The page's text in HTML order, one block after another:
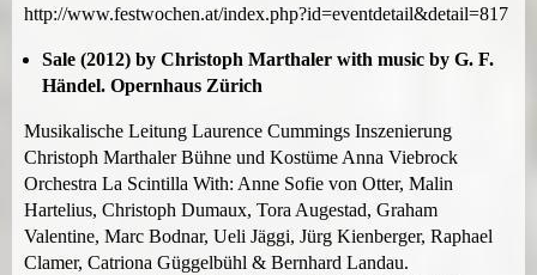
http://www.festwochen.at/index.php?id=eventdetail&detail=817
Sale (2012) by Christoph Marthaler with music by G. F.
Händel. Opernhaus Zürich
Musikalische Leitung Laurence Cummings Inszenierung
Christoph Marthaler Bühne und Kostüme Anna Viebrock
Orchestra La Scintilla With: Anne Sofie von Otter, Malin
Hartelius, Christoph Dumaux, Tora Augestad, Graham
Valentine, Marc Bodnar, Ueli Jäggi, Jürg Kienberger, Raphael
Clamer, Catriona Güggelbühl & Bernhard Landau.